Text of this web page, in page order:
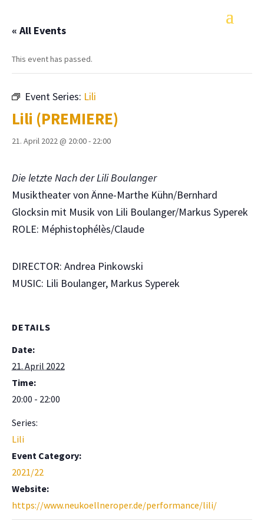
« All Events
This event has passed.
Event Series: Lili
Lili (PREMIERE)
21. April 2022 @ 20:00- 22:00
Die letzte Nach der Lili Boulanger
Musiktheater von Änne-Marthe Kühn/Bernhard
Glocksin mit Musik von Lili Boulanger/Markus Syperek
ROLE: Méphistophélès/Claude
DIRECTOR: Andrea Pinkowski
MUSIC: Lili Boulanger, Markus Syperek
DETAILS
Date:
21. April 2022
Time:
20:00 - 22:00
Series:
Lili
Event Category:
2021/22
Website:
https://www.neukoellneroper.de/performance/lili/